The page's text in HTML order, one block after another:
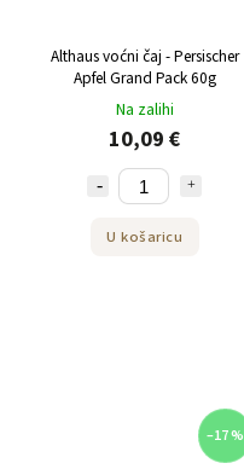
Althaus voćni čaj - Persischer
Apfel Grand Pack 60g
Na zalihi
10,09 €
U košaricu
–17 %